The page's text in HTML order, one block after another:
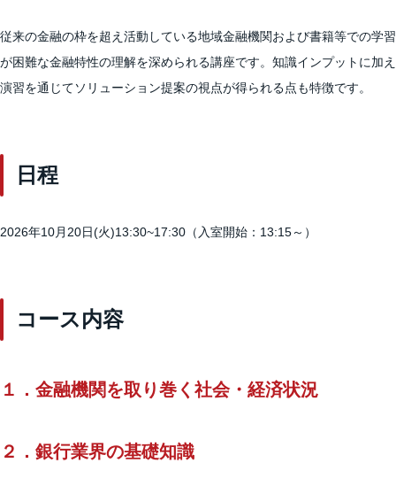
従来の金融の枠を超え活動している地域金融機関および書籍等での学習
が困難な金融特性の理解を深められる講座です。知識インプットに加え
演習を通じてソリューション提案の視点が得られる点も特徴です。
日程
2026年10月20日(火)13:30~17:30（入室開始：13:15～）
コース内容
１．金融機関を取り巻く社会・経済状況
２．銀行業界の基礎知識